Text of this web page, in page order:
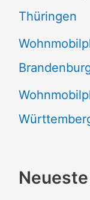
Thüringen